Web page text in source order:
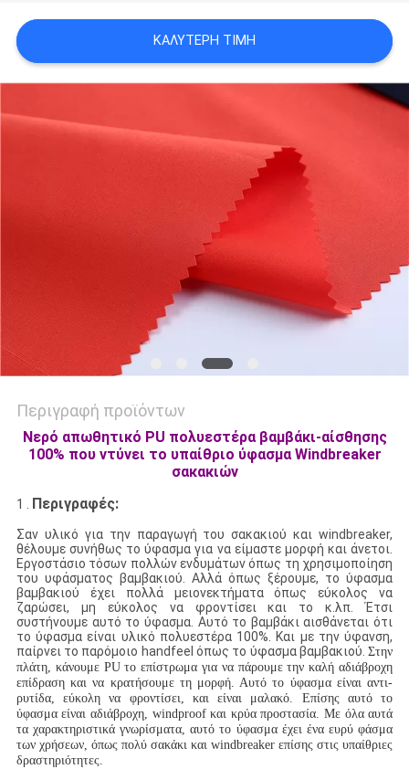
PRIVACY
POLICY
ΚΑΛΎΤΕΡΗ ΤΙΜΉ
Περιγραφή προϊόντων
Νερό απωθητικό PU πολυεστέρα βαμβάκι-αίσθησης
100% που ντύνει το υπαίθριο ύφασμα Windbreaker
σακακιών
1 . Περιγραφές:
Σαν υλικό για την παραγωγή του σακακιού και windbreaker,
θέλουμε συνήθως το ύφασμα για να είμαστε μορφή και άνετοι.
Εργοστάσιο τόσων πολλών ενδυμάτων όπως τη χρησιμοποίηση
του υφάσματος βαμβακιού. Αλλά όπως ξέρουμε, το ύφασμα
βαμβακιού έχει πολλά μειονεκτήματα όπως εύκολος να
ζαρώσει, μη εύκολος να φροντίσει και το κ.λπ. Έτσι
συστήνουμε αυτό το ύφασμα. Αυτό το βαμβάκι αισθάνεται ότι
το ύφασμα είναι υλικό πολυεστέρα 100%. Και με την ύφανση,
παίρνει το παρόμοιο handfeel όπως το ύφασμα βαμβακιού.Στην
πλάτη, κάνουμε PU το επίστρωμα για να πάρουμε την καλή αδιάβροχη
επίδραση και να κρατήσουμε τη μορφή. Αυτό το ύφασμα είναι αντι-
ρυτίδα, εύκολη να φροντίσει, και είναι μαλακό. Επίσης αυτό το
ύφασμα είναι αδιάβροχη, windproof και κρύα προστασία. Με όλα αυτά
τα χαρακτηριστικά γνωρίσματα, αυτό το ύφασμα έχει ένα ευρύ φάσμα
των χρήσεων, όπως πολύ σακάκι και windbreaker επίσηςστις υπαίθριες
δραστηριότητες.